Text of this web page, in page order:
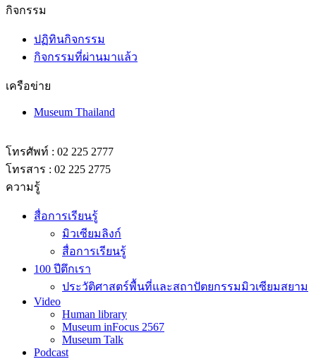
กิจกรรม
ปฏิทินกิจกรรม
กิจกรรมที่ผ่านมาแล้ว
เครือข่าย
Museum Thailand
โทรศัพท์ : 02 225 2777
โทรสาร : 02 225 2775
ความรู้
สื่อการเรียนรู้
มิวเซียมลิงก์
สื่อการเรียนรู้
100 ปีตึกเรา
ประวัติศาสตร์พื้นที่และสถาปัตยกรรมมิวเซียมสยาม
Video
Human library
Museum inFocus 2567
Museum Talk
Podcast